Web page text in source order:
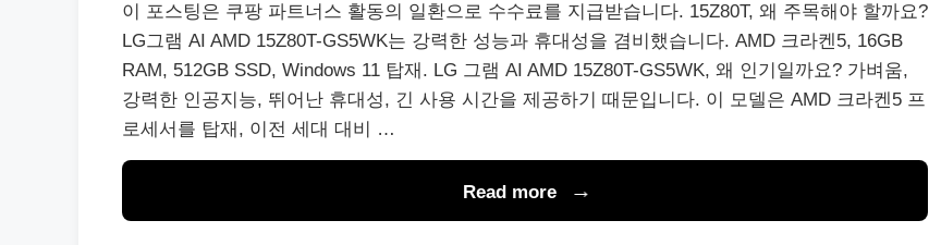
이 포스팅은 쿠팡 파트너스 활동의 일환으로 수수료를 지급받습니다. 15Z80T, 왜 주목해야 할까요?
LG그램 AI AMD 15Z80T-GS5WK는 강력한 성능과 휴대성을 겸비했습니다. AMD 크라켄5, 16GB
RAM, 512GB SSD, Windows 11 탑재. LG 그램 AI AMD 15Z80T-GS5WK, 왜 인기일까요? 가벼움,
강력한 인공지능, 뛰어난 휴대성, 긴 사용 시간을 제공하기 때문입니다. 이 모델은 AMD 크라켄5 프
로세서를 탑재, 이전 세대 대비 …
Read more